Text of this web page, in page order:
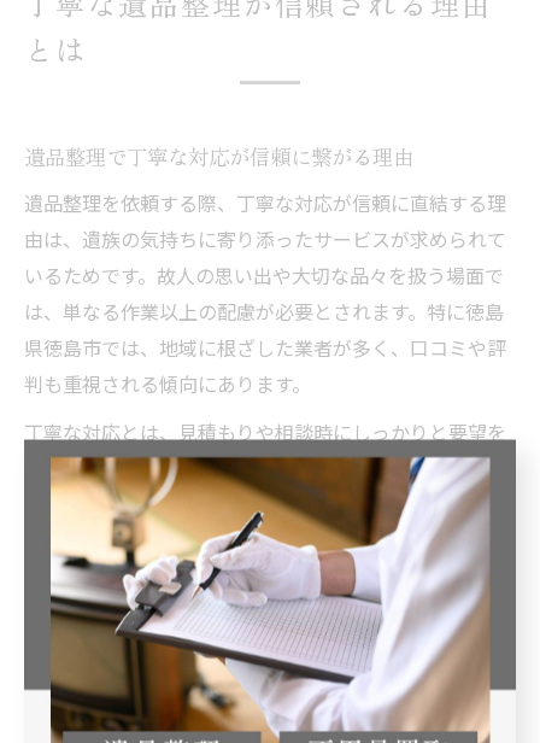
とは
遺品整理で丁寧な対応が信頼に繋がる理由
遺品整理を依頼する際、丁寧な対応が信頼に直結する理
由は、遺族の気持ちに寄り添ったサービスが求められて
いるためです。故人の思い出や大切な品々を扱う場面で
は、単なる作業以上の配慮が必要とされます。特に徳島
県徳島市では、地域に根ざした業者が多く、口コミや評
判も重視される傾向にあります。
丁寧な対応とは、見積もりや相談時にしっかりと要望を
聞き取り、作業内容や料金を明確に説明することが含ま
れます。例えば、遺品の仕分けや供養の希望を細かく確
認し、納得できる提案をしてくれる業者は信頼を集めや
すいです。このような姿勢が安心感につながり、依頼者
の不安を解消します。
一方で、対応が雑な業者はトラブルや後悔につながるこ
ともあるため、丁寧さは選定基準の一つです。徳島の遺
品整理業者選びでは、対応の丁寧さや説明力、口コミで